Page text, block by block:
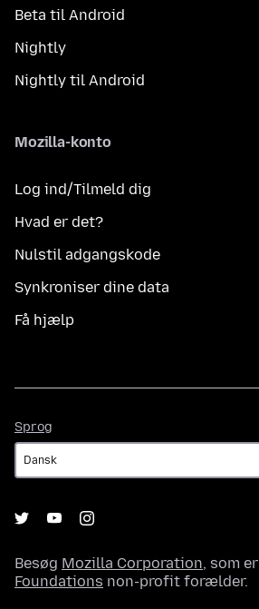
Beta til Android
Nightly
Nightly til Android
Mozilla-konto
Log ind/Tilmeld dig
Hvad er det?
Nulstil adgangskode
Synkroniser dine data
Få hjælp
Sprog
Besøg Mozilla Corporation, som er
Foundations non-profit forælder.